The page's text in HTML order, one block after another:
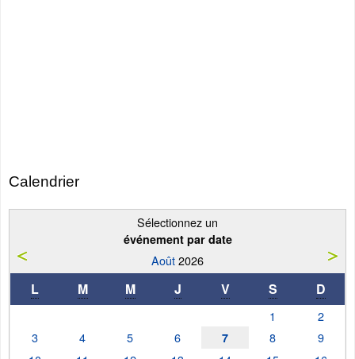
Calendrier
Sélectionnez un
événement par date
Août2026
L M M J V S D
1
2
3
4 5 6 7 8
9